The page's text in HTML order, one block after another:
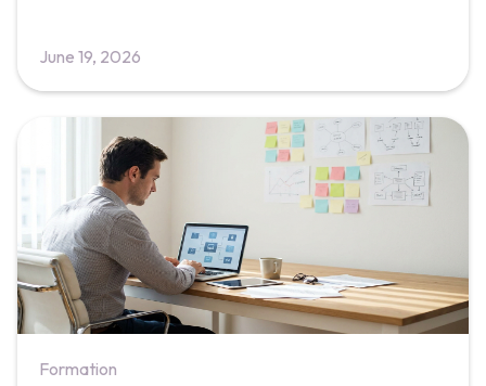
June 19, 2026
Formation